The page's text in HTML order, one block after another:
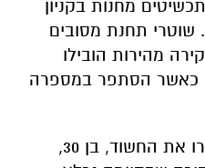
שבסיומה נכלא.